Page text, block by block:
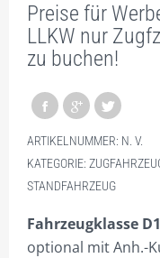
SHOP NUR FÜR
DIVISIONSPARTNER
PLZ 0
PLZ 1
PLZ 4
Preise für
LLKW nur
zu buchen!
ARTIKELNUMMER: N. V.
KATEGORIE:
STANDFAHRZEUG
Fahrzeugklasse D1
optional mit Anh.-